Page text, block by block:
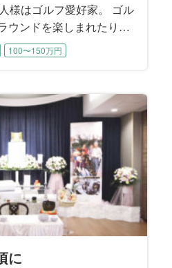
様はゴルフ愛好家。 ゴル
ウンドを楽しまれたり、
く参加されました。 プレ
バーと親睦を深められた
緒にラウンドした思い出
様を偲ばれました。
100〜150万円
に